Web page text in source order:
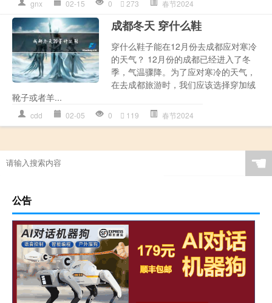
gnx 02-15 0 273 春节2024
成都冬天 穿什么鞋
穿什么鞋子能在12月份去成都应对寒冷
的天气？ 12月份的成都已经进入了冬
季，气温骤降。为了应对寒冷的天气，
在去成都旅游时，我们应该选择穿加绒
靴子或者羊...
cdd 02-05 0 119 春节2024
☚
公告